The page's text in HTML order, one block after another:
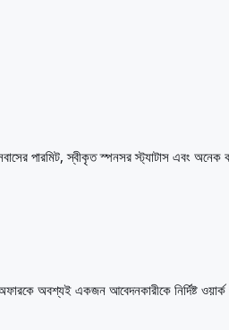
পারমিট, স্বীকৃত স্পনসর স্ট্যাটাস এবং
অবশ্যই একজন আবেদনকারীকে নির্দিষ্ট